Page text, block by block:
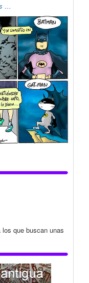
…
que buscan unas